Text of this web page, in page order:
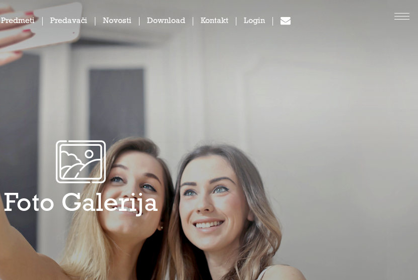
Predmeti Predavači Novosti Download Kontakt Login
Foto Galerija